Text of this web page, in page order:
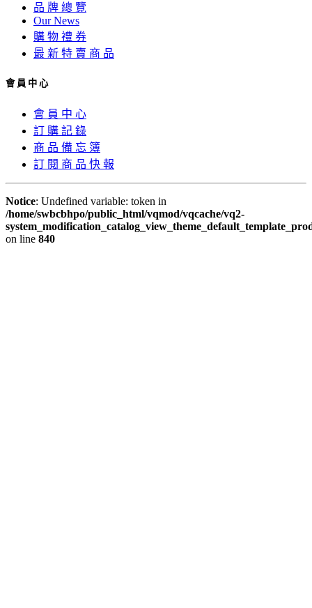
品 牌 總 覽
Our News
購 物 禮 券
最 新 特 賣 商 品
會 員 中 心
會 員 中 心
訂 購 記 錄
商 品 備 忘 簿
訂 閱 商 品 快 報
Notice: Undefined variable: token in
/home/swbcbhpo/public_html/vqmod/vqcache/vq2-
on line 840